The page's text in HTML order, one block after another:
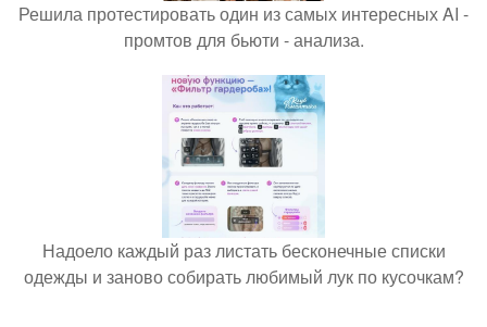
Решила протестировать один из самых интересных AI -
промтов для бьюти - анализа.
Надоело каждый раз листать бесконечные списки
одежды и заново собирать любимый лук по кусочкам?